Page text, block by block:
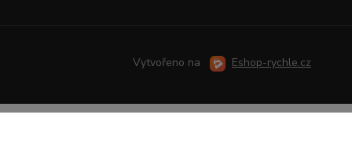
Vytvořeno na Eshop-rychle.cz